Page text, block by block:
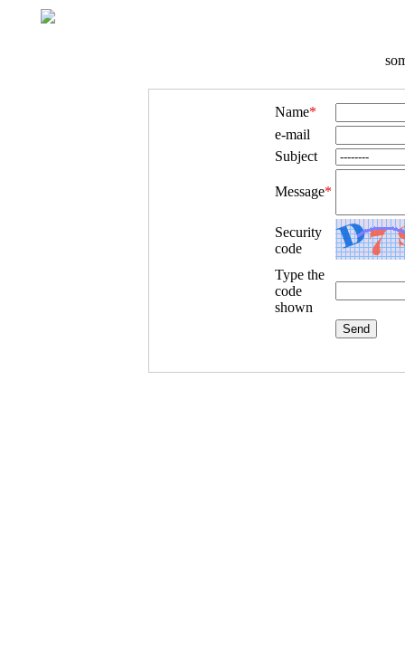
Name*
e-mail
Subject
Message*
Security
code
Type the
code
shown